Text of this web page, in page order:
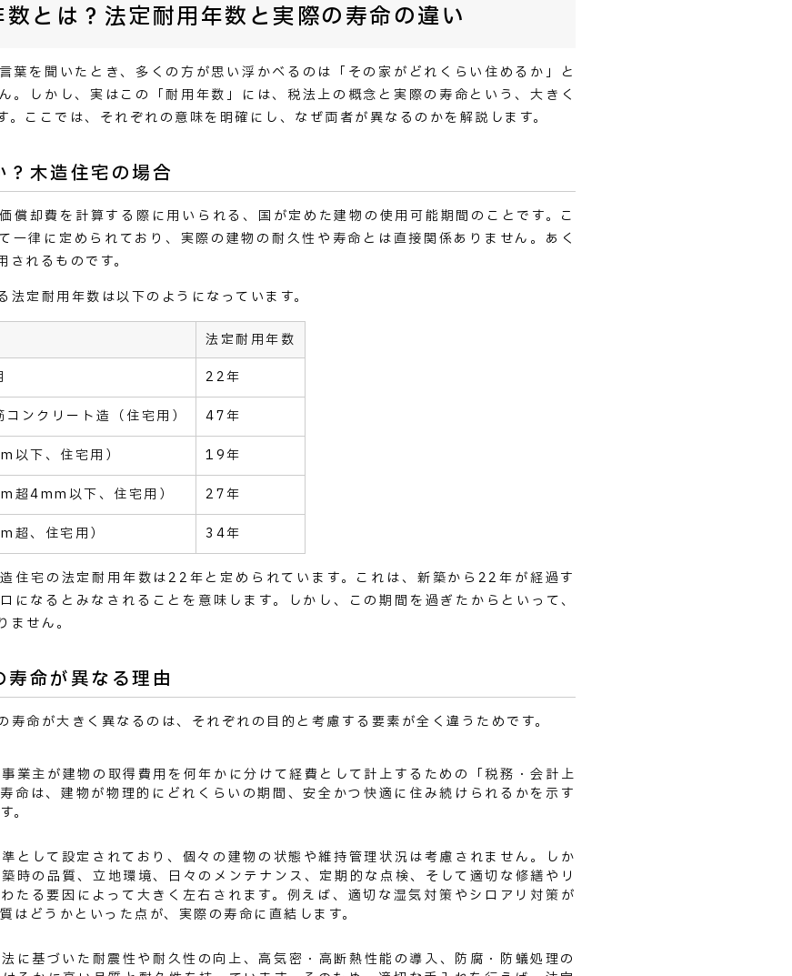
とは？法定耐用年数と実際の寿命の違い
葉を聞いたとき、多くの方が思い浮かべるのは「その家がどれくらい住めるか」と
。しかし、実はこの「耐用年数」には、税法上の概念と実際の寿命という、大きく
ここでは、それぞれの意味を明確にし、なぜ両者が異なるのかを解説します。
木造住宅の場合
償却費を計算する際に用いられる、国が定めた建物の使用可能期間のことです。こ
一律に定められており、実際の建物の耐久性や寿命とは直接関係ありません。あく
れるものです。
定耐用年数は以下のようになっています。
法定耐用年数
22年
ンクリート造（住宅用） 47年
以下、住宅用） 19年
超4mm以下、住宅用） 27年
超、住宅用） 34年
住宅の法定耐用年数は22年と定められています。これは、新築から22年が経過す
になるとみなされることを意味します。しかし、この期間を過ぎたからといって、
せん。
命が異なる理由
命が大きく異なるのは、それぞれの目的と考慮する要素が全く違うためです。
業主が建物の取得費用を何年かに分けて経費として計上するための「税務・会計上
命は、建物が物理的にどれくらいの期間、安全かつ快適に住み続けられるかを示す
。
として設定されており、個々の建物の状態や維持管理状況は考慮されません。しか
時の品質、立地環境、日々のメンテナンス、定期的な点検、そして適切な修繕やリ
たる要因によって大きく左右されます。例えば、適切な湿気対策やシロアリ対策が
はどうかといった点が、実際の寿命に直結します。
に基づいた耐震性や耐久性の向上、高気密・高断熱性能の導入、防腐・防蟻処理の